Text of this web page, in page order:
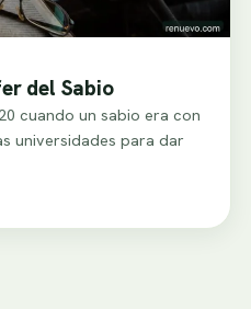
del Sabio
cuando un sabio era con
universidades para dar